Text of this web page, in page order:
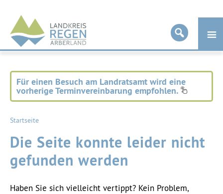
Landkreis
Regen
Für einen Besuch am Landratsamt wird eine
vorherige Terminvereinbarung empfohlen.
Startseite
Die Seite konnte leider nicht
gefunden werden
Haben Sie sich vielleicht vertippt? Kein Problem,